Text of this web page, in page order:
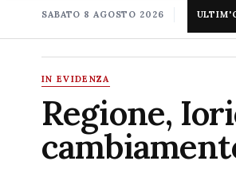
SABATO 8 AGOSTO 2026
IN EVIDENZA
Regione,